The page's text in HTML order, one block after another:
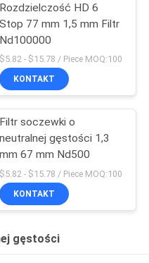
Rozdzielczość HD 6
Stop 77 mm 1,5 mm Filtr
Nd100000
$5.82 - $15.78 / Piece MOQ:100
KONTAKT
Filtr soczewki o
neutralnej gęstości 1,3
mm 67 mm Nd500
$5.82 - $15.78 / Piece MOQ:100
KONTAKT
gęstości